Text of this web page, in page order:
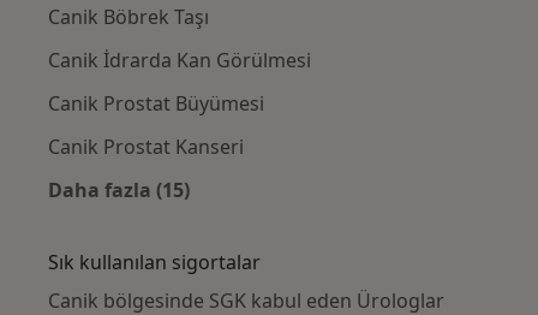
Canik Böbrek Taşı
Canik İdrarda Kan Görülmesi
Canik Prostat Büyümesi
Canik Prostat Kanseri
Daha fazla (15)
Sık kullanılan sigortalar
Canik bölgesinde SGK kabul eden Ürologlar